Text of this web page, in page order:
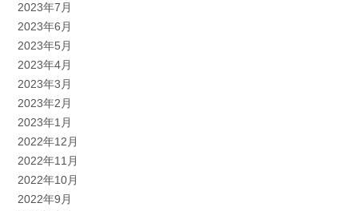
2023年7月
2023年6月
2023年5月
2023年4月
2023年3月
2023年2月
2023年1月
2022年12月
2022年11月
2022年10月
2022年9月